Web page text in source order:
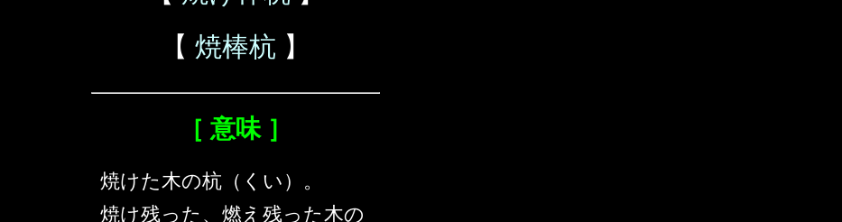
【 焼棒杭 】
［ 意味 ］
焼けた木の杭（くい）。
焼け残った、燃え残った木の